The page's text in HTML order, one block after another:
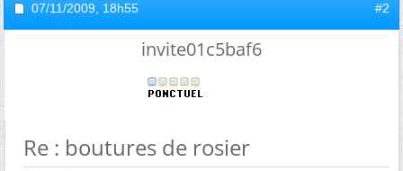
07/11/2009, 18h55 #2
invite01c5baf6
Re : boutures de rosier